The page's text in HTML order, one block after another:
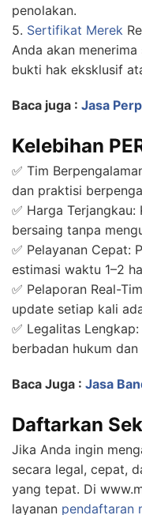
penolakan.
5. Sertifikat Merek
Anda akan
bukti hak eksklusif
Baca juga : Jasa
Kelebihan
✅ Tim
dan praktisi
✅ Harga
bersaing tanpa
✅ Pelayanan Cepat:
estimasi waktu 1–2
✅ Pelaporan Real-
update setiap kali
✅ Legalitas
berbadan hukum
Baca Juga : Jasa
Daftarkan
Jika Anda ingin
secara legal, cepat,
yang tepat. Di
layanan pendaftaran